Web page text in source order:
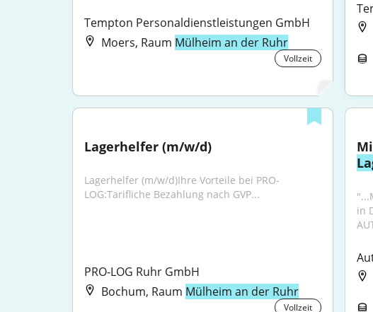
Tempton Personaldienstleistungen GmbH
Moers, Raum Mülheim an der Ruhr
Vollzeit
Lagerhelfer (m/w/d)
Lagerhelfer (m/w/d)Ihre Vorteile bei PRO-
LOG:Tarifliche Bezahlung nach GVP...
PRO-LOG Ruhr GmbH
Bochum, Raum Mülheim an der Ruhr
Vollzeit
in